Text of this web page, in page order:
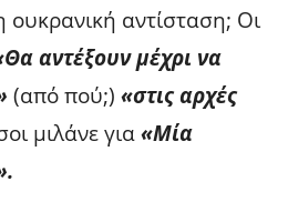
αντίσταση; Οι
αντέξουν μέχρι να
(από πού;) «στις αρχές
μιλάνε για«Μία